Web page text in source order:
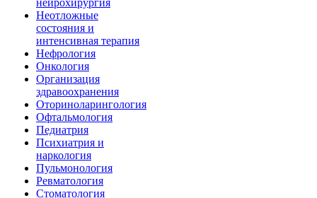
нейрохирургия
Неотложные
состояния и
интенсивная терапия
Нефрология
Онкология
Организация
здравоохранения
Оториноларингология
Офтальмология
Педиатрия
Психиатрия и
наркология
Пульмонология
Ревматология
Стоматология